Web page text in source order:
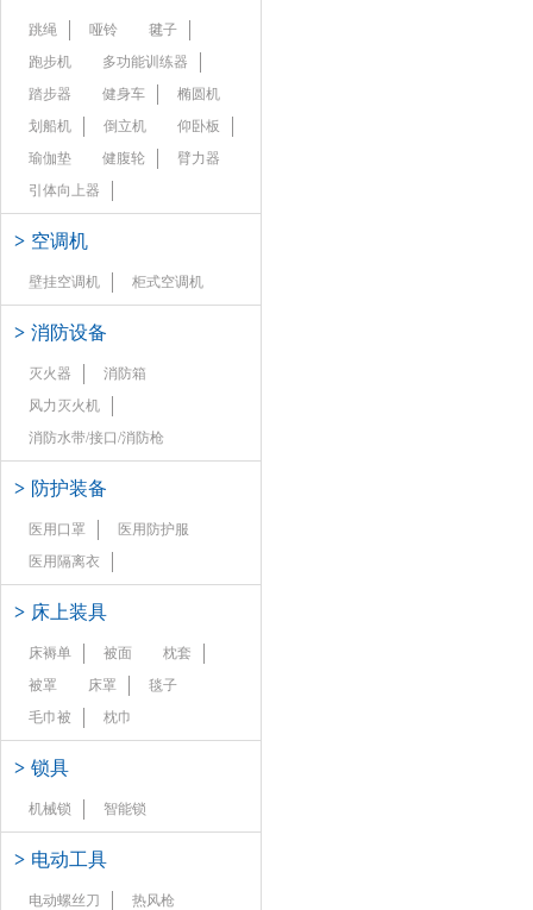
跳绳 哑铃
毽子
跑步机
多功能训练器
踏步器
健身车
椭圆机
划船机
倒立机
仰卧板
瑜伽垫
健腹轮
臂力器
引体向上器
> 空调机
壁挂空调机 柜式空调机
> 消防设备
灭火器
消防箱
风力灭火机
消防水带/接口/消防枪
> 防护装备
医用口罩
医用防护服
医用隔离衣
> 床上装具
床褥单 被面
枕套
被罩
床罩
毯子
毛巾被
枕巾
> 锁具
机械锁 智能锁
> 电动工具
电动螺丝刀
热风枪